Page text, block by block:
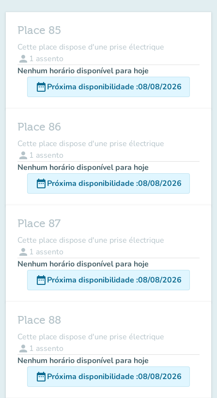
Place 85
Cette place dispose d'une prise électrique
person 1 assento
Nenhum horário disponível para hoje
date_rangePróxima disponibilidade :08/08/2026
Place 86
Cette place dispose d'une prise électrique
person 1 assento
Nenhum horário disponível para hoje
date_rangePróxima disponibilidade :08/08/2026
Place 87
Cette place dispose d'une prise électrique
person 1 assento
Nenhum horário disponível para hoje
date_rangePróxima disponibilidade :08/08/2026
Place 88
Cette place dispose d'une prise électrique
person 1 assento
Nenhum horário disponível para hoje
date_rangePróxima disponibilidade :08/08/2026